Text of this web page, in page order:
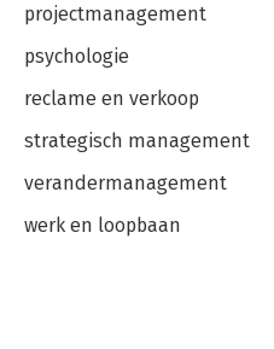
projectmanagement
psychologie
reclame en verkoop
strategisch management
verandermanagement
werk en loopbaan